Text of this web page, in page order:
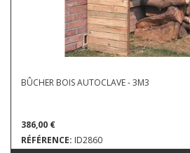
BÛCHER BOIS AUTOCLAVE - 3M3
386,00 €
RÉFÉRENCE: ID2860